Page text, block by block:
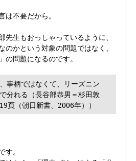
不要だから。
生もおっしゃっているように、
のかという対象の問題ではなく、
の問題になるのです。
事柄ではなくて、リーズニン
分れる（長谷部恭男＝杉田敦
頁（朝日新書、2006年））
。